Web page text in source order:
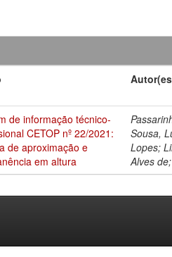
de informação técnico-
CETOP nº 22/2021:
de aproximação e
em altura
Sousa,
Lopes;
Alves